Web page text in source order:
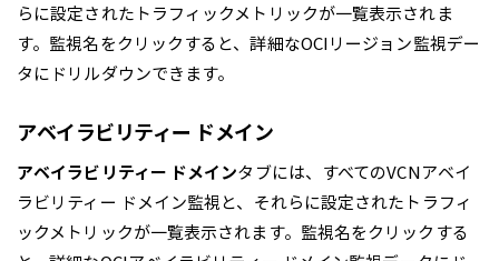
らに設定されたトラフィックメトリックが一覧表示されま
す。監視名をクリックすると、詳細なOCIリージョン監視デー
タにドリルダウンできます。
アベイラビリティー ドメイン
アベイラビリティー ドメインタブには、すべてのVCNアベイ
ラビリティー ドメイン監視と、それらに設定されたトラフィ
ックメトリックが一覧表示されます。監視名をクリックする